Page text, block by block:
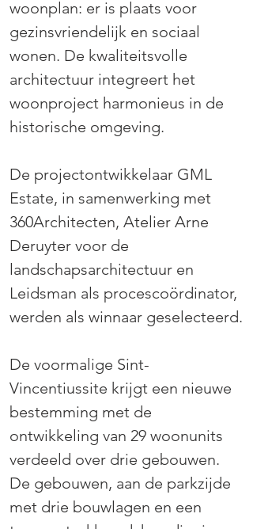
woonplan: er is plaats voor
gezinsvriendelijk en sociaal
wonen. De kwaliteitsvolle
architectuur integreert het
woonproject harmonieus in de
historische omgeving.
De projectontwikkelaar GML
Estate, in samenwerking met
360Architecten, Atelier Arne
Deruyter voor de
landschapsarchitectuur en
Leidsman als procescoördinator,
werden als winnaar geselecteerd.
De voormalige Sint-
Vincentiussite krijgt een nieuwe
bestemming met de
ontwikkeling van 29 woonunits
verdeeld over drie gebouwen.
De gebouwen, aan de parkzijde
met drie bouwlagen en een